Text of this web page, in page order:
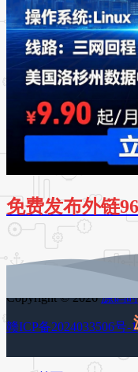
免费发布外链
Copyright © 2026源码
赣ICP备2024033506号-